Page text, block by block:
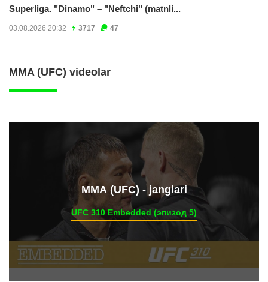
Superliga. "Dinamo" – "Neftchi" (matnli...
03.08.2026 20:32 3717 47
MMA (UFC) videolar
ММА (UFC) - janglari
UFC 310 Embedded (эпизод 5)